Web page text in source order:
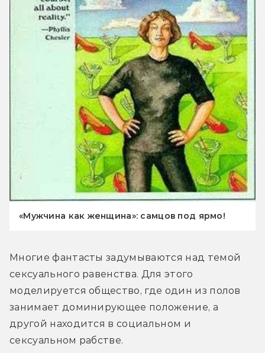
«Мужчина как женщина»: самцов под ярмо!
Многие фантасты задумываются над темой
сексуального равенства. Для этого
моделируется общество, где один из полов
занимает доминирующее положение, а
другой находится в социальном и
сексуальном рабстве.